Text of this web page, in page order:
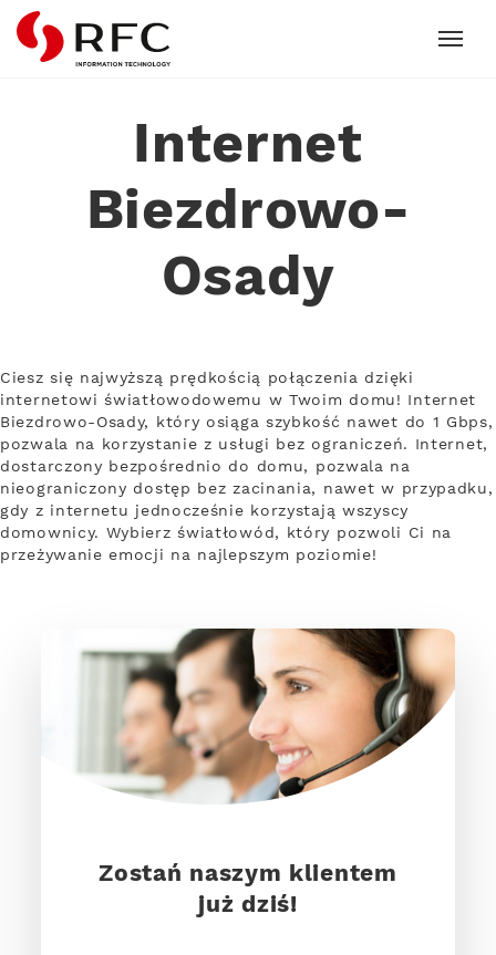
RFC
Internet
Biezdrowo-
Osady
Ciesz się najwyższą prędkością połączenia dzięki
internetowi światłowodowemu w Twoim domu! Internet
Biezdrowo-Osady, który osiąga szybkość nawet do 1 Gbps,
pozwala na korzystanie z usługi bez ograniczeń. Internet,
dostarczony bezpośrednio do domu, pozwala na
nieograniczony dostęp bez zacinania, nawet w przypadku,
gdy z internetu jednocześnie korzystają wszyscy
domownicy. Wybierz światłowód, który pozwoli Ci na
przeżywanie emocji na najlepszym poziomie!
Zostań naszym klientem
już dziś!